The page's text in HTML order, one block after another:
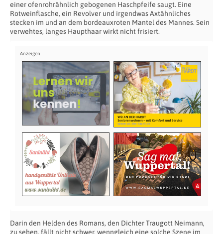
einer ofenrohrähnlich gebogenen Haschpfeife saugt. Eine
Rotweinflasche, ein Revolver und irgendwas Axtähnliches
stecken im und an dem bordeauxroten Mantel des Mannes. Sein
verwehtes, langes Haupthaar wirkt nicht frisiert.
Darin den Helden des Romans, den Dichter Traugott Neimann,
zu sehen, fällt nicht schwer, wenngleich eine solche Szene im